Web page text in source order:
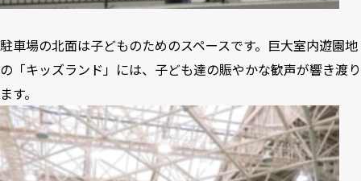
駐車場の北面は子どものためのスペースです。巨大室内遊園地
の「キッズランド」には、子ども達の賑やかな歓声が響き渡り
ます。